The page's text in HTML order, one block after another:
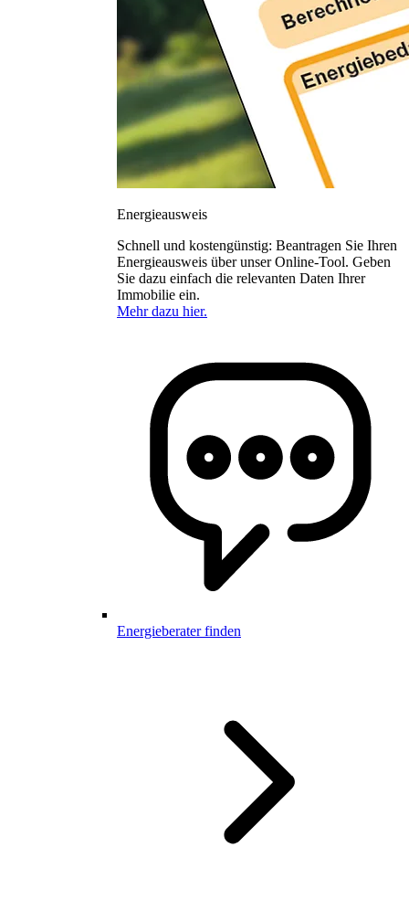
Energieausweis
Schnell und kostengünstig: Beantragen Sie Ihren
Energieausweis über unser Online-Tool. Geben
Sie dazu einfach die relevanten Daten Ihrer
Immobilie ein.
Mehr dazu hier.
Energieberater finden